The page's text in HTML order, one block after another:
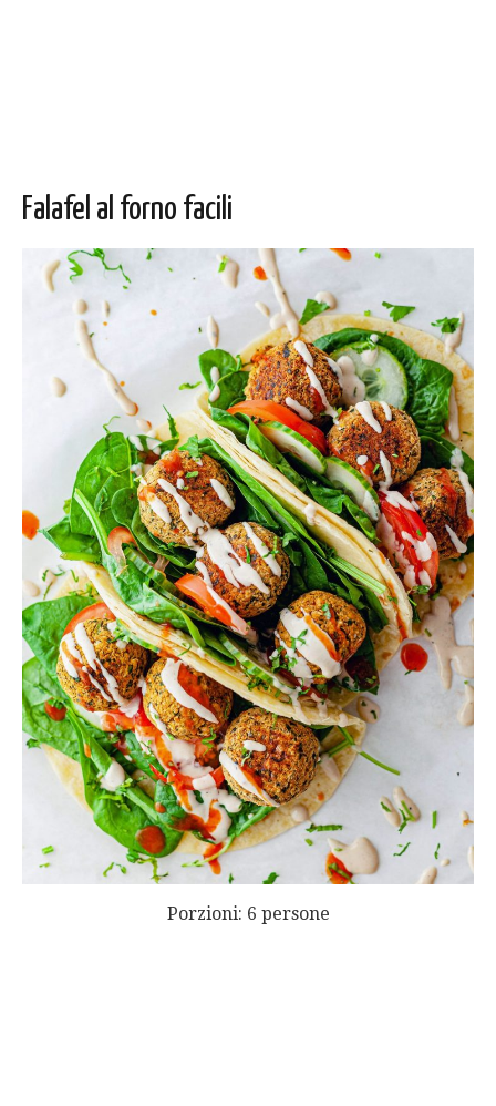
Falafel al forno facili
Porzioni: 6 persone